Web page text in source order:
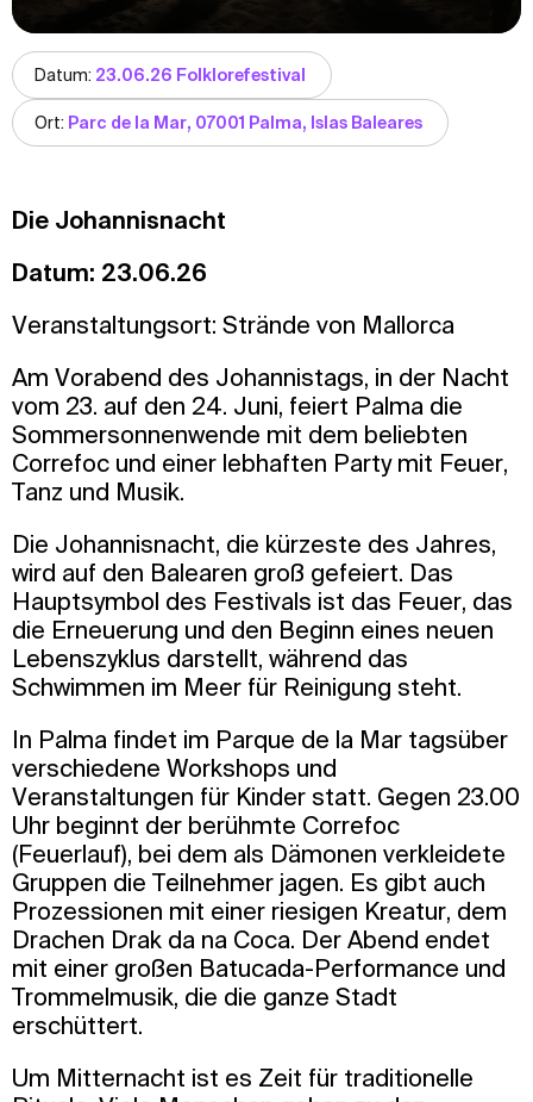
Datum: 23.06.26 Folklorefestival
Ort: Parc de la Mar, 07001 Palma, Islas Baleares
Die Johannisnacht
Datum: 23.06.26
Veranstaltungsort: Strände von Mallorca
Am Vorabend des Johannistags, in der Nacht
vom 23. auf den 24. Juni, feiert Palma die
Sommersonnenwende mit dem beliebten
Correfoc und einer lebhaften Party mit Feuer,
Tanz und Musik.
Die Johannisnacht, die kürzeste des Jahres,
wird auf den Balearen groß gefeiert. Das
Hauptsymbol des Festivals ist das Feuer, das
die Erneuerung und den Beginn eines neuen
Lebenszyklus darstellt, während das
Schwimmen im Meer für Reinigung steht.
In Palma findet im Parque de la Mar tagsüber
verschiedene Workshops und
Veranstaltungen für Kinder statt. Gegen 23.00
Uhr beginnt der berühmte Correfoc
(Feuerlauf), bei dem als Dämonen verkleidete
Gruppen die Teilnehmer jagen. Es gibt auch
Prozessionen mit einer riesigen Kreatur, dem
Drachen Drak da na Coca. Der Abend endet
mit einer großen Batucada-Performance und
Trommelmusik, die die ganze Stadt
erschüttert.
Um Mitternacht ist es Zeit für traditionelle